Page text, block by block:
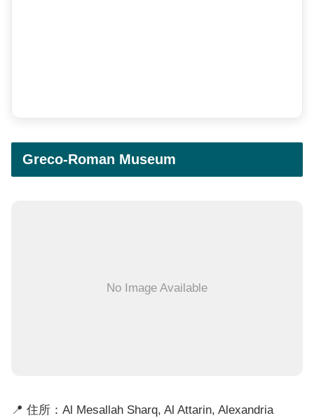
Greco-Roman Museum
No Image Available
📍 住所：Al Mesallah Sharq, Al Attarin, Alexandria